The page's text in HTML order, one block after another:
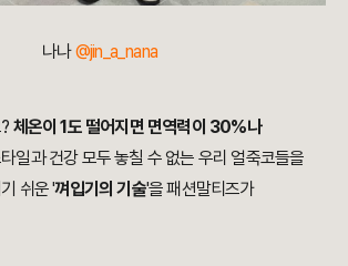
나나@jin_a_nana
체온이 1도 떨어지면 면역력이 30%나
일과 건강 모두 놓칠 수 없는 우리 얼죽코들을
쉬운 '껴입기의 기술'을 패션말티즈가